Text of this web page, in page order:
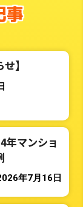
事
】
年マンショ
年7月16日